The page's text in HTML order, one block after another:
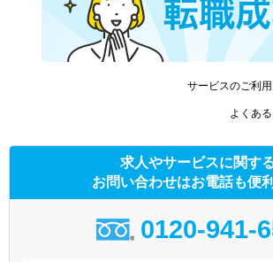
サービスのご利
よくあ
求人やサービスに関す
お問い合わせはお電話も便
0120-941-